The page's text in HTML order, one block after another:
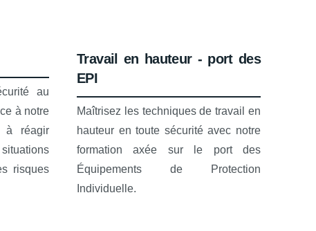
au
à notre
à réagir
risques
Travail en hauteur - port des
EPI
Maîtrisez les techniques de travail en
hauteur en toute sécurité avec notre
formation axée sur le port des
Équipements de Protection
Individuelle.